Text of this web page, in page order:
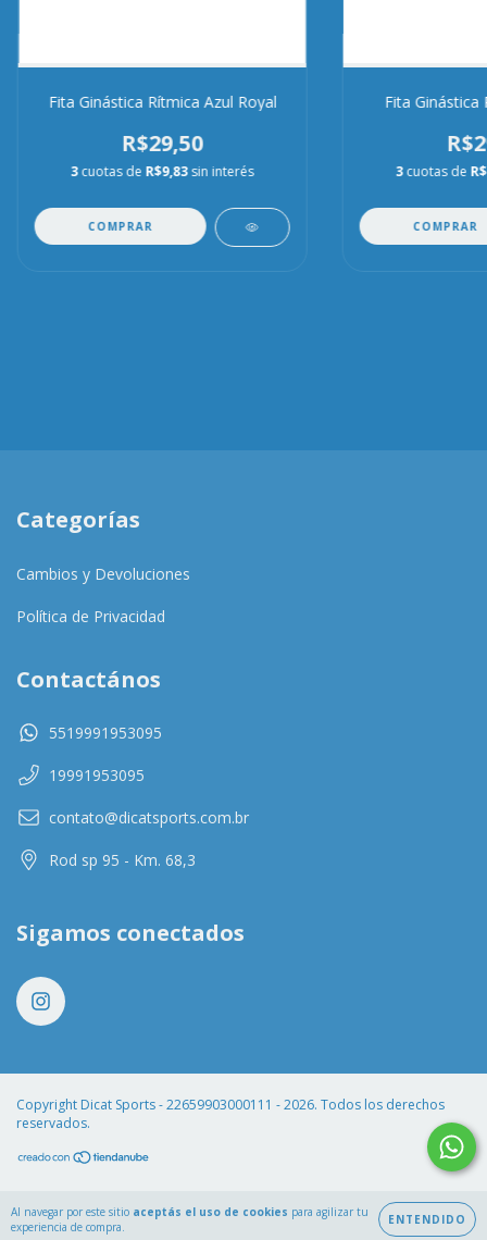
Al navegar por este sitio aceptás el uso de cookies para agilizar tu
experiencia de compra.
ENTENDIDO
Fita Ginástica Rítmica Azul Royal
R$29,50
3cuotas de R$9,83sin interés
COMPRAR
Fita Ginástica
3 cuotas de
COMPRAR
Categorías
Cambios y Devoluciones
Política de Privacidad
Contactános
5519991953095
19991953095
contato@dicatsports.com.br
Rod sp 95 - Km. 68,3
Sigamos conectados
Copyright Dicat Sports - 22659903000111 - 2026. Todos los derechos
reservados.